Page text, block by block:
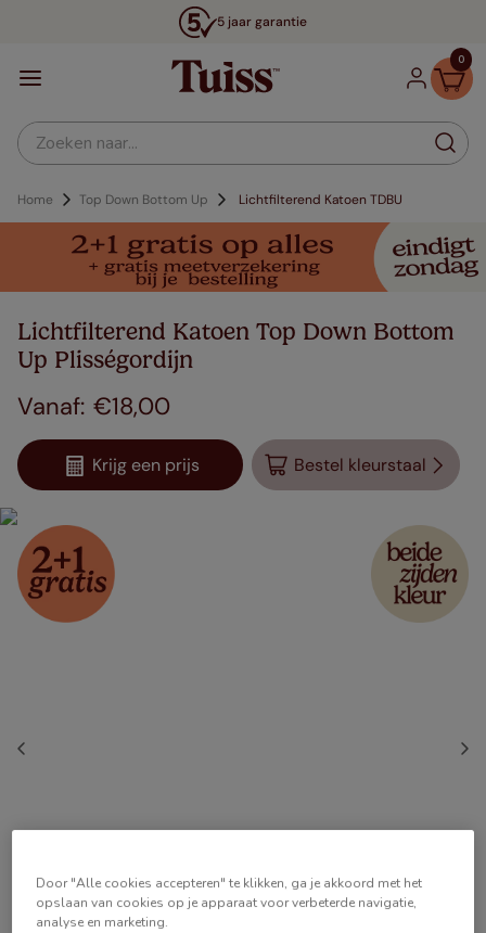
5 jaar garantie
0
Zoeken naar...
Home Top Down Bottom Up Lichtfilterend Katoen TDBU
Lichtfilterend Katoen Top Down Bottom
Up Plisségordijn
€18,00
Krijg een prijs Bestel kleurstaal
Door "Alle cookies accepteren" te klikken, ga je akkoord met het
opslaan van cookies op je apparaat voor verbeterde navigatie,
analyse en marketing.